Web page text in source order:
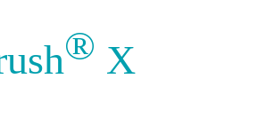
® X